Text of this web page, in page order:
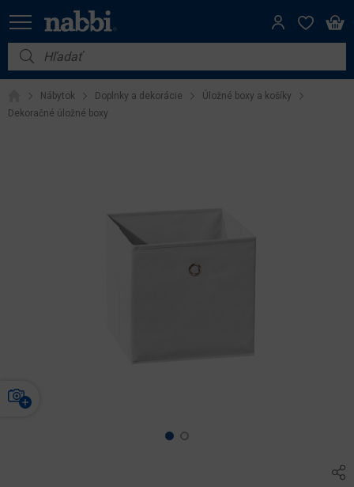
Nábytok
Vybavenie do domácnosti
Nábytok Doplnky a dekorácie
Úložné boxy a košíky
Dekoračné úložné boxy